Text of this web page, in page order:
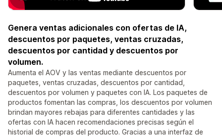
Genera ventas adicionales con ofertas de IA,
descuentos por paquetes, ventas cruzadas,
descuentos por cantidad y descuentos por
volumen.
Aumenta el AOV y las ventas mediante descuentos por
paquetes, ventas cruzadas, descuentos por cantidad,
descuentos por volumen y paquetes con IA. Los paquetes de
productos fomentan las compras, los descuentos por volumen
brindan mayores rebajas para diferentes cantidades y las
ofertas con IA hacen recomendaciones precisas según el
historial de compras del producto. Gracias a una interfaz de